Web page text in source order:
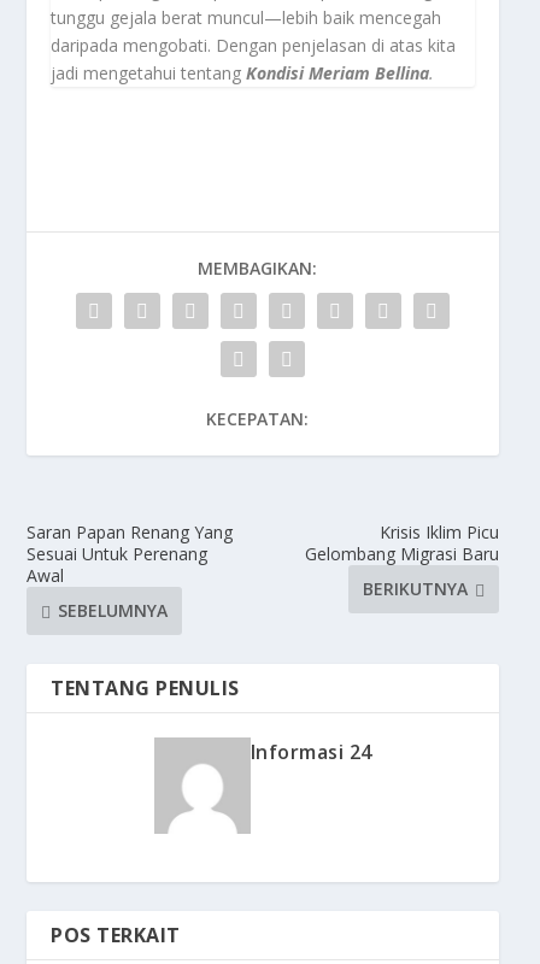
tunggu gejala berat muncul—lebih baik mencegah
daripada mengobati. Dengan penjelasan di atas kita
jadi mengetahui tentangKondisi Meriam Bellina.
MEMBAGIKAN:
KECEPATAN:
Saran Papan Renang Yang
Sesuai Untuk Perenang
Awal
SEBELUMNYA
Krisis Iklim Picu
Gelombang Migrasi Baru
BERIKUTNYA
TENTANG PENULIS
Informasi 24
POS TERKAIT